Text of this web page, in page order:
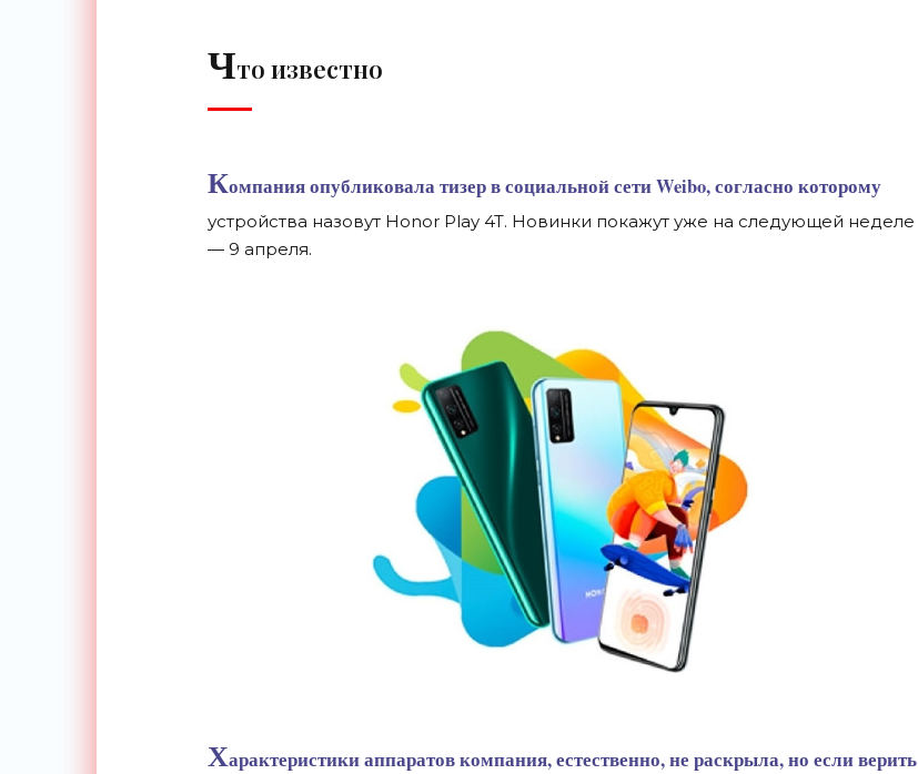
Что известно
Компания опубликовала тизер в социальной сети Weibo, согласно которому
устройства назовут Honor Play 4T. Новинки покажут уже на следующей неделе
— 9 апреля.
Характеристики аппаратов компания, естественно, не раскрыла, но если верить